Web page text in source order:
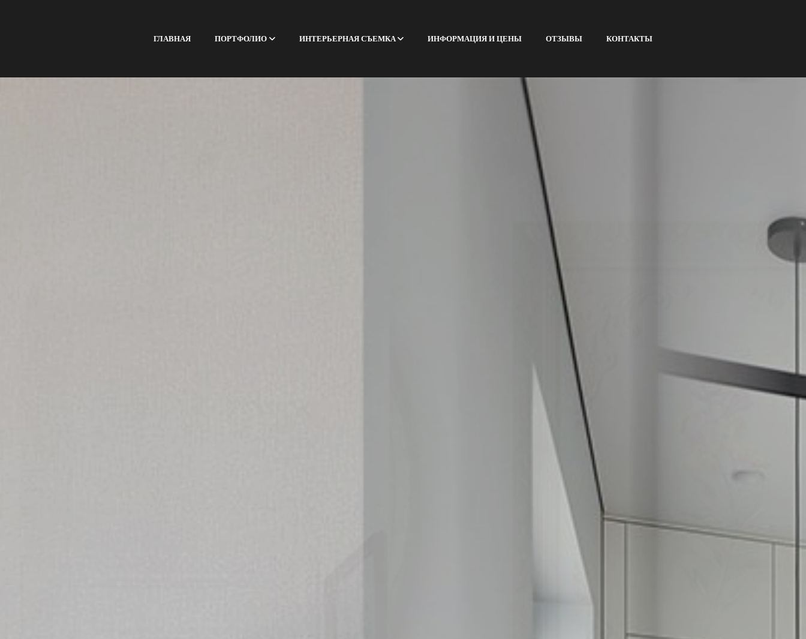
ГЛАВНАЯ ПОРТФОЛИО ИНТЕРЬЕРНАЯ СЪЕМКА ИНФОРМАЦИЯ И ЦЕНЫ ОТЗЫВЫ КОНТАКТЫ